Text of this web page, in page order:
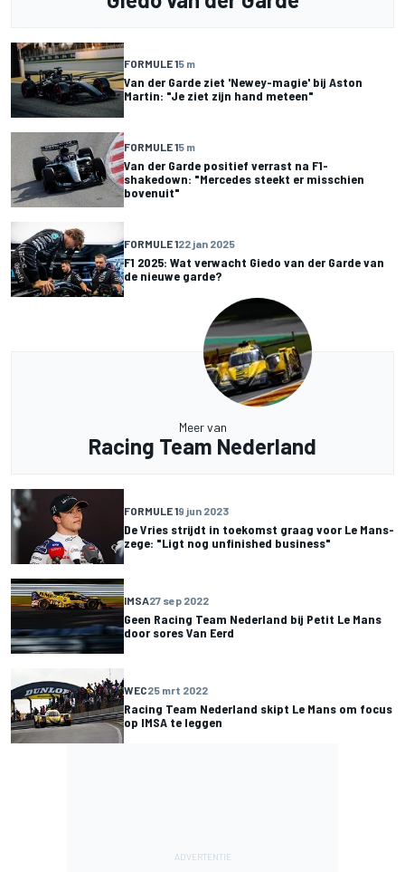
FORMULE 15 m
Van der Garde ziet 'Newey-magie' bij Aston
Martin: "Je ziet zijn hand meteen"
FORMULE 15 m
Van der Garde positief verrast na F1-
shakedown: "Mercedes steekt er misschien
bovenuit"
FORMULE 122 jan 2025
F1 2025: Wat verwacht Giedo van der Garde van
de nieuwe garde?
Meer van
Racing Team Nederland
FORMULE 19 jun 2023
De Vries strijdt in toekomst graag voor Le Mans-
zege: "Ligt nog unfinished business"
IMSA27 sep 2022
Geen Racing Team Nederland bij Petit Le Mans
door sores Van Eerd
WEC25 mrt 2022
Racing Team Nederland skipt Le Mans om focus
op IMSA te leggen